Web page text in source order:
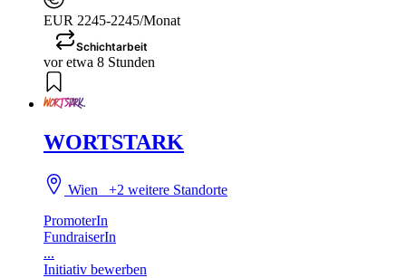
EUR 2245-2245/Monat
Schichtarbeit
vor etwa 8 Stunden
WORTSTARK
Wien+2 weitere Standorte
PromoterIn
FundraiserIn
...
Initiativ bewerben